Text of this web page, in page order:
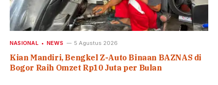
NASIONAL NEWS 5 Agustus 2026
Kian Mandiri, Bengkel Z-Auto Binaan BAZNAS di
Bogor Raih Omzet Rp10 Juta per Bulan